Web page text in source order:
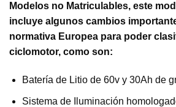
Modelos no Matriculables, este
incluye algunos cambios
normativa Europea para poder
ciclomotor, como son:
Batería de Litio de 60v y 30Ah de
Sistema de Iluminación